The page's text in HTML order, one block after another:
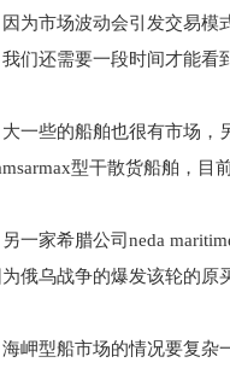
因为市场波动会引发交易模
们还需要一段时间才能看
大一些的船舶也很有市场，
型干散货船舶，目
另一家希腊公司neda
俄乌战争的爆发该轮的原
海岬型船市场的情况要复杂